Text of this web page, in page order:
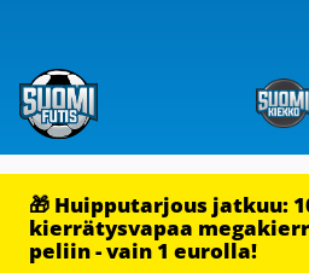
🎁 Huipputarjous jatkuu:
kierrätysvapaa
peliin - vain 1 eurolla!